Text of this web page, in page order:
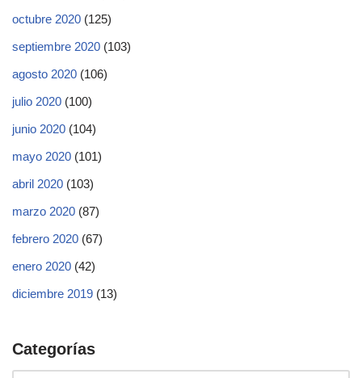
octubre 2020 (125)
septiembre 2020 (103)
agosto 2020 (106)
julio 2020 (100)
junio 2020 (104)
mayo 2020 (101)
abril 2020 (103)
marzo 2020 (87)
febrero 2020 (67)
enero 2020 (42)
diciembre 2019 (13)
Categorías